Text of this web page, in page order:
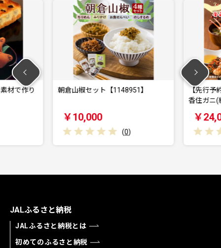
材で作り 朝倉山椒セット【1148951】
￥10,000
0)
【先行予
香住ガニ(
￥
JALふるさと納税
JALふるさと納税とは
初めてのふるさと納税